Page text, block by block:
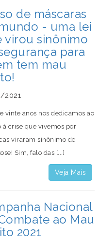
de máscaras
- uma lei
virou sinônimo
para
tem mau
2021
vinte anos nos dedicamos ao
crise que vivemos por
viraram sinônimo de
Sim, falo das [...]
Veja Mais
Nacional
ao Mau
2021